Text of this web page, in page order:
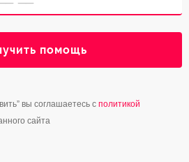
помощь
вы соглашаетесь с политикой
сайта